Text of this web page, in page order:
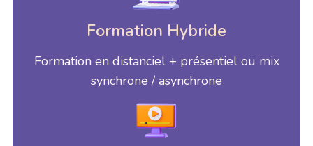
Formation Hybride
Formation en distanciel + présentiel ou mix
synchrone / asynchrone